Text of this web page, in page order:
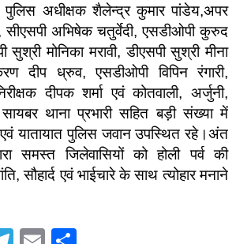
अधीक्षक शैलेन्द्र कुमार पांडेय,अपर
सीएसपी अभिषेक चतुर्वेदी, एसडीओपी कुरुद
सुश्री मोनिका मरावी, डीएसपी सुश्री मीना
दीप ध्रुव, एसडीओपी विपिन रंगारी,
दीपक शर्मा एवं कोतवाली, अर्जुनी,
थाना प्रभारी सहित बड़ी संख्या में
यातायात पुलिस जवान उपस्थित रहे।अंत
समस्त जिलेवासियों को होली पर्व की
सौहार्द एवं भाईचारे के साथ त्योहार मनाने